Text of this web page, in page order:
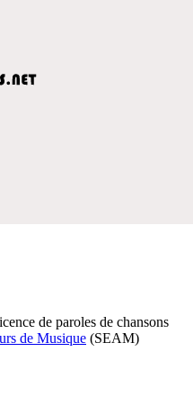
de paroles de chansons
de Musique (SEAM)